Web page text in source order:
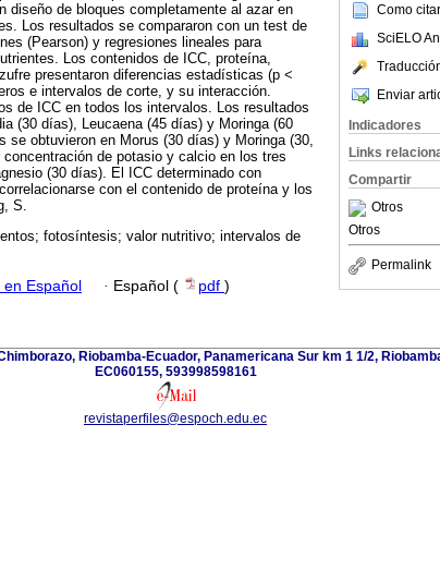
Como
SciELO
Enviar
Indicadores
Links
Compartir
Otros
Otros
Permalink
de bloques completamente al azar en
Los resultados se compararon con un test de
(Pearson) y regresiones lineales para
Los contenidos de ICC, proteína,
presentaron diferencias estadísticas (p <
e intervalos de corte, y su interacción.
de ICC en todos los intervalos. Los resultados
(30 días), Leucaena (45 días) y Moringa (60
se obtuvieron en Morus (30 días) y Moringa (30,
de potasio y calcio en los tres
(30 días). El ICC determinado con
con el contenido de proteína y los
S.
fotosíntesis; valor nutritivo; intervalos de
en Español · Español ( pdf )
Riobamba-Ecuador, Panamericana Sur km 1 1/2,
EC060155, 593998598161
revistaperfiles@espoch.edu.ec